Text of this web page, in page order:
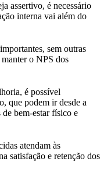
assertivo, é necessário
interna vai além do
sem outras
o NPS dos
é possível
que podem ir desde a
bem-estar físico e
atendam às
satisfação e retenção dos